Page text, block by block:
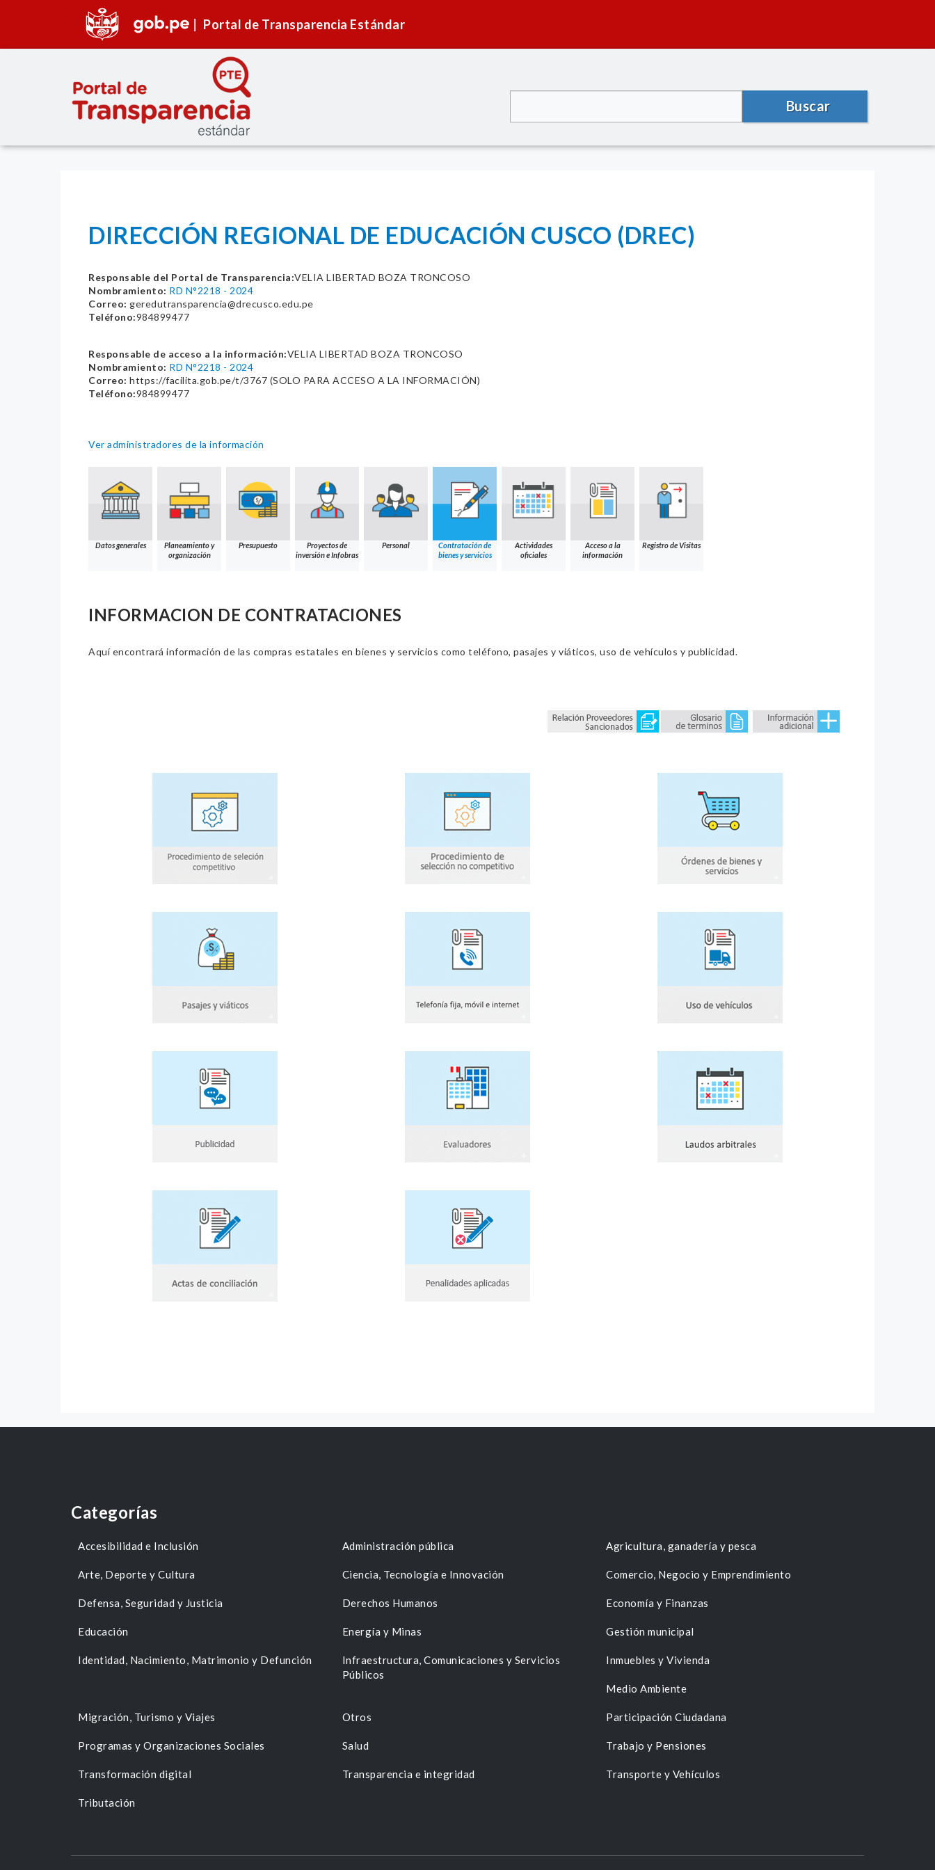
Portal de Transparencia Estándar
Buscar
DIRECCIÓN REGIONAL DE EDUCACIÓN CUSCO (DREC)
Responsable del Portal de Transparencia:VELIA LIBERTAD BOZA TRONCOSO
Nombramiento: RD N°2218 - 2024
Correo: geredutransparencia@drecusco.edu.pe
Teléfono:984899477
Responsable de acceso a la información:VELIA LIBERTAD BOZA TRONCOSO
Nombramiento: RD N°2218 - 2024
Correo: https://facilita.gob.pe/t/3767 (SOLO PARA ACCESO A LA INFORMACIÓN)
Teléfono:984899477
Ver administradores de la información
Datos generales
Planeamiento y
organización
Presupuesto
Proyectos de
inversión e Infobras
Personal
Contratación de
bienes y servicios
Actividades
oficiales
Acceso a la
información
Registro de Visitas
INFORMACION DE CONTRATACIONES
Aquí encontrará información de las compras estatales en bienes y servicios como teléfono, pasajes y viáticos, uso de vehículos y publicidad.
Categorías
Accesibilidad e Inclusión Administración pública Agricultura, ganadería y pesca
Arte, Deporte y Cultura Ciencia, Tecnología e Innovación Comercio, Negocio y Emprendimiento
Defensa, Seguridad y Justicia Derechos Humanos Economía y Finanzas
Educación Energía y Minas Gestión municipal
Identidad, Nacimiento, Matrimonio y Defunción
Infraestructura, Comunicaciones y Servicios
Públicos
Inmuebles y Vivienda
Medio Ambiente
Migración, Turismo y Viajes Otros Participación Ciudadana
Programas y Organizaciones Sociales Salud Trabajo y Pensiones
Transformación digital Transparencia e integridad Transporte y Vehículos
Tributación